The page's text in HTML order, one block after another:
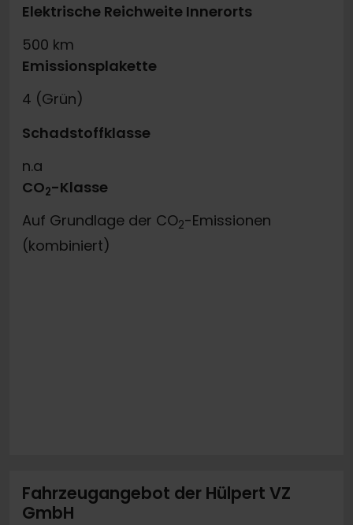
Elektrische Reichweite Innerorts
500 km
Emissionsplakette
4 (Grün)
Schadstoffklasse
n.a
CO2-Klasse
Auf Grundlage der CO2-Emissionen
(kombiniert)
Fahrzeugangebot der Hülpert VZ
GmbH